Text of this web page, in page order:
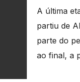
A última
partiu de
parte do
ao final, a